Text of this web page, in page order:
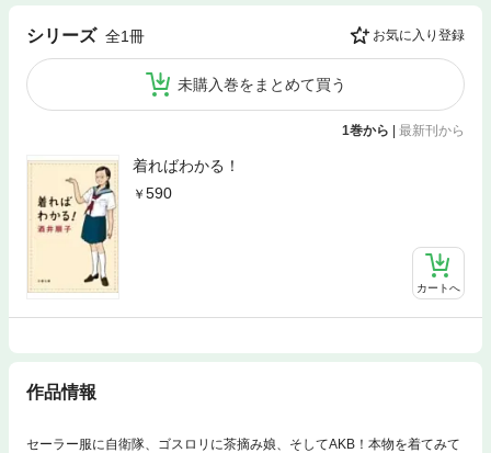
シリーズ 全1冊 お気に入り登録
未購入巻をまとめて買う
1巻から 最新刊から
着ればわかる！
590
カートへ
作品情報
セーラー服に自衛隊、ゴスロリに茶摘み娘、そしてAKB！本物を着てみて